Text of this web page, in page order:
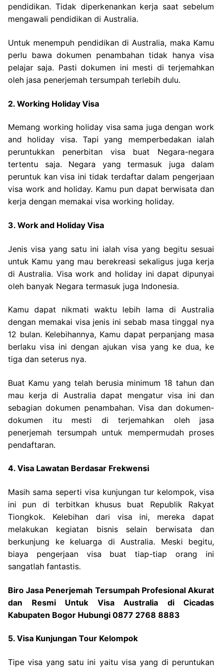
pendidikan. Tidak diperkenankan kerja saat sebelum
mengawali pendidikan di Australia.
Untuk menempuh pendidikan di Australia, maka Kamu
perlu bawa dokumen penambahan tidak hanya visa
pelajar saja. Pasti dokumen ini mesti di terjemahkan
oleh jasa penerjemah tersumpah terlebih dulu.
2. Working Holiday Visa
Memang working holiday visa sama juga dengan work
and holiday visa. Tapi yang memperbedakan ialah
peruntukkan penerbitan visa buat Negara-negara
tertentu saja. Negara yang termasuk juga dalam
peruntuk kan visa ini tidak terdaftar dalam pengerjaan
visa work and holiday. Kamu pun dapat berwisata dan
kerja dengan memakai visa working holiday.
3. Work and Holiday Visa
Jenis visa yang satu ini ialah visa yang begitu sesuai
untuk Kamu yang mau berekreasi sekaligus juga kerja
di Australia. Visa work and holiday ini dapat dipunyai
oleh banyak Negara termasuk juga Indonesia.
Kamu dapat nikmati waktu lebih lama di Australia
dengan memakai visa jenis ini sebab masa tinggal nya
12 bulan. Kelebihannya, Kamu dapat perpanjang masa
berlaku visa ini dengan ajukan visa yang ke dua, ke
tiga dan seterus nya.
Buat Kamu yang telah berusia minimum 18 tahun dan
mau kerja di Australia dapat mengatur visa ini dan
sebagian dokumen penambahan. Visa dan dokumen-
dokumen itu mesti di terjemahkan oleh jasa
penerjemah tersumpah untuk mempermudah proses
pendaftaran.
4. Visa Lawatan Berdasar Frekwensi
Masih sama seperti visa kunjungan tur kelompok, visa
ini pun di terbitkan khusus buat Republik Rakyat
Tiongkok. Kelebihan dari visa ini, mereka dapat
melakukan kegiatan bisnis selain berwisata dan
berkunjung ke keluarga di Australia. Meski begitu,
biaya pengerjaan visa buat tiap-tiap orang ini
sangatlah fantastis.
Biro Jasa Penerjemah Tersumpah Profesional Akurat
dan Resmi Untuk Visa Australia di Cicadas
Kabupaten Bogor Hubungi 0877 2768 8883
5. Visa Kunjungan Tour Kelompok
Tipe visa yang satu ini yaitu visa yang di peruntukan